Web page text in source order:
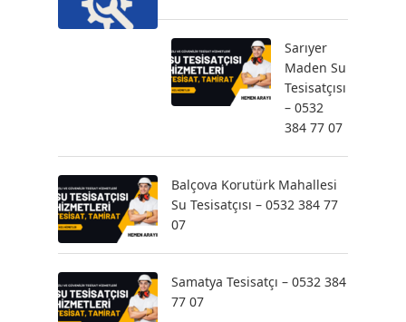
Sarıyer
Maden Su
Tesisatçısı
– 0532
384 77 07
Balçova Korutürk Mahallesi
Su Tesisatçısı – 0532 384 77
07
Samatya Tesisatçı – 0532 384
77 07